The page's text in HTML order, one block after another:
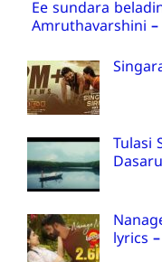
Ee sundara
Amruthavarshini
Tulasi
lyrics